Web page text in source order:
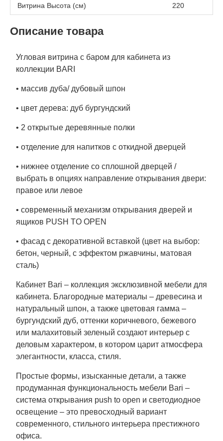
Витрина Высота (см) 220
Описание товара
Угловая витрина с баром для кабинета из
коллекции BARI
• массив дуба/ дубовый шпон
• цвет дерева: дуб бургундский
• 2 открытые деревянные полки
• отделение для напитков с откидной дверцей
• нижнее отделение со сплошной дверцей /
выбрать в опциях направление открывания двери:
правое или левое
• современный механизм открывания дверей и
ящиков PUSH TO OPEN
• фасад с декоративной вставкой (цвет на выбор:
бетон, черный, с эффектом ржавчины, матовая
сталь)
Кабинет Bari – коллекция эксклюзивной мебели для
кабинета. Благородные материалы – древесина и
натуральный шпон, а также цветовая гамма –
бургундский дуб, оттенки коричневого, бежевого
или малахитовый зеленый создают интерьер с
деловым характером, в котором царит атмосфера
элегантности, класса, стиля.
Простые формы, изысканные детали, а также
продуманная функциональность мебели Bari –
система открывания push to open и светодиодное
освещение – это превосходный вариант
современного, стильного интерьера престижного
офиса.